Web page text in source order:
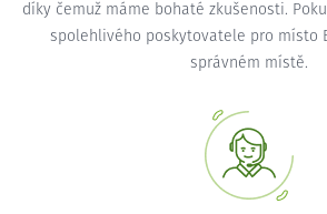
díky čemuž máme bohaté zkušenosti.
spolehlivého poskytovatele pro místo
správném místě.